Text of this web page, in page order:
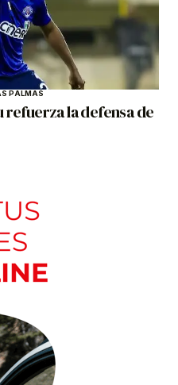
PALMAS
refuerza la defensa de